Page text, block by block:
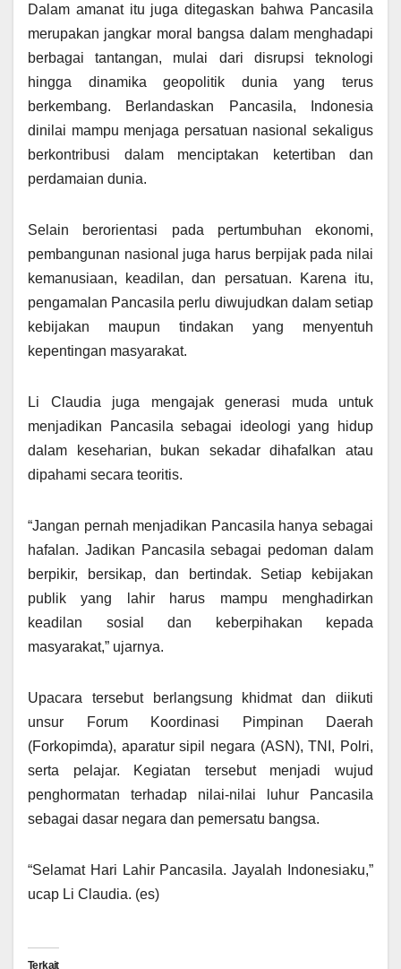
Dalam amanat itu juga ditegaskan bahwa Pancasila
merupakan jangkar moral bangsa dalam menghadapi
berbagai tantangan, mulai dari disrupsi teknologi
hingga dinamika geopolitik dunia yang terus
berkembang. Berlandaskan Pancasila, Indonesia
dinilai mampu menjaga persatuan nasional sekaligus
berkontribusi dalam menciptakan ketertiban dan
perdamaian dunia.
Selain berorientasi pada pertumbuhan ekonomi,
pembangunan nasional juga harus berpijak pada nilai
kemanusiaan, keadilan, dan persatuan. Karena itu,
pengamalan Pancasila perlu diwujudkan dalam setiap
kebijakan maupun tindakan yang menyentuh
kepentingan masyarakat.
Li Claudia juga mengajak generasi muda untuk
menjadikan Pancasila sebagai ideologi yang hidup
dalam keseharian, bukan sekadar dihafalkan atau
dipahami secara teoritis.
“Jangan pernah menjadikan Pancasila hanya sebagai
hafalan. Jadikan Pancasila sebagai pedoman dalam
berpikir, bersikap, dan bertindak. Setiap kebijakan
publik yang lahir harus mampu menghadirkan
keadilan sosial dan keberpihakan kepada
masyarakat,” ujarnya.
Upacara tersebut berlangsung khidmat dan diikuti
unsur Forum Koordinasi Pimpinan Daerah
(Forkopimda), aparatur sipil negara (ASN), TNI, Polri,
serta pelajar. Kegiatan tersebut menjadi wujud
penghormatan terhadap nilai-nilai luhur Pancasila
sebagai dasar negara dan pemersatu bangsa.
“Selamat Hari Lahir Pancasila. Jayalah Indonesiaku,”
ucap Li Claudia. (es)
Terkait